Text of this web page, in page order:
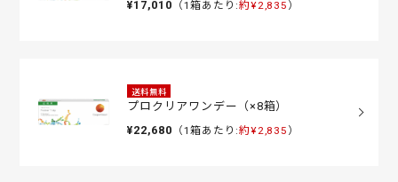
¥17,010 （1箱あたり:約¥2,835 ）
送料無料
プロクリアワンデー（×8箱）
¥22,680 （1箱あたり:約¥2,835 ）